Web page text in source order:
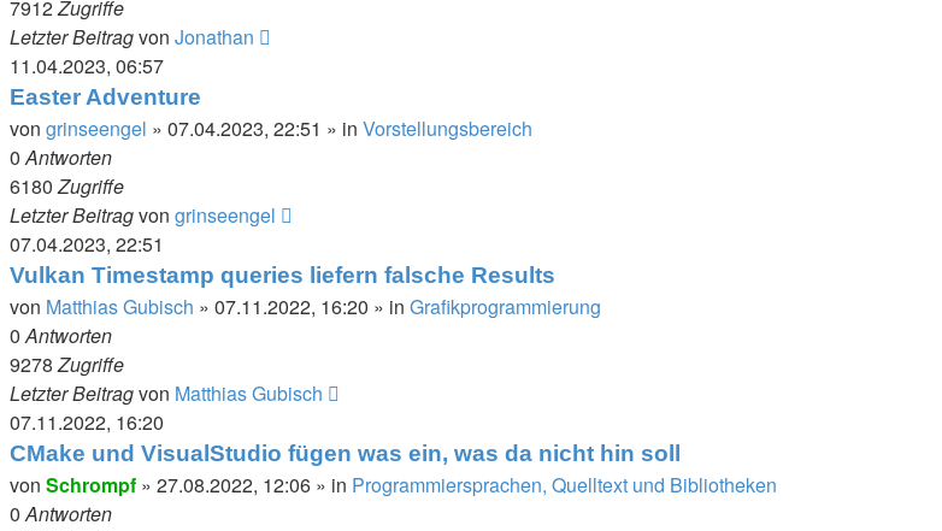
7912Zugriffe
Letzter Beitragvon Jonathan
11.04.2023, 06:57
Easter Adventure
von grinseengel » 07.04.2023, 22:51 » in Vorstellungsbereich
0Antworten
6180Zugriffe
Letzter Beitragvon grinseengel
07.04.2023, 22:51
Vulkan Timestamp queries liefern falsche Results
von Matthias Gubisch » 07.11.2022, 16:20 » in Grafikprogrammierung
0Antworten
9278Zugriffe
Letzter Beitragvon Matthias Gubisch
07.11.2022, 16:20
CMake und VisualStudio fügen was ein, was da nicht hin soll
von Schrompf » 27.08.2022, 12:06 » in Programmiersprachen, Quelltext und Bibliotheken
0Antworten